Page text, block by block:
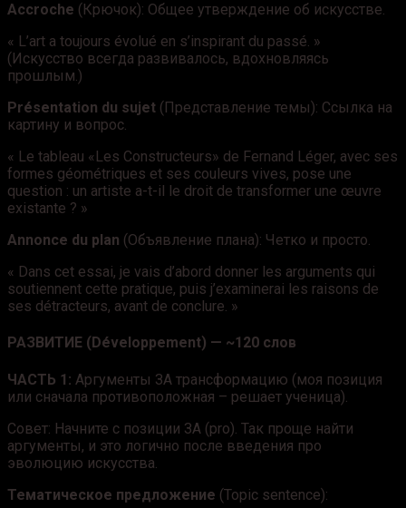
Accroche (Крючок): Общее утверждение об искусстве.
« L’art a toujours évolué en s’inspirant du passé. »
(Искусство всегда развивалось, вдохновляясь
прошлым.)
Présentation du sujet (Представление темы): Ссылка на
картину и вопрос.
« Le tableau «Les Constructeurs» de Fernand Léger, avec ses
formes géométriques et ses couleurs vives, pose une
question : un artiste a-t-il le droit de transformer une œuvre
existante ? »
Annonce du plan (Объявление плана): Четко и просто.
« Dans cet essai, je vais d’abord donner les arguments qui
soutiennent cette pratique, puis j’examinerai les raisons de
ses détracteurs, avant de conclure. »
РАЗВИТИЕ (Développement) — ~120 слов
ЧАСТЬ 1: Аргументы ЗА трансформацию (моя позиция
или сначала противоположная – решает ученица).
Совет: Начните с позиции ЗА (pro). Так проще найти
аргументы, и это логично после введения про
эволюцию искусства.
Тематическое предложение (Topic sentence):